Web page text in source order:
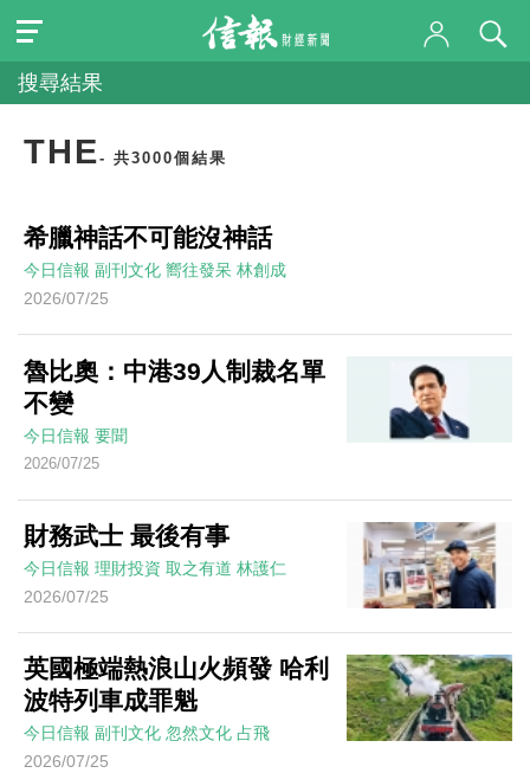
搜尋結果
THE- 共3000個結果
希臘神話不可能沒神話
今日信報 副刊文化 嚮往發呆 林創成
2026/07/25
魯比奧：中港39人制裁名單
不變
今日信報 要聞
2026/07/25
財務武士 最後有事
今日信報 理財投資 取之有道 林護仁
2026/07/25
英國極端熱浪山火頻發 哈利
波特列車成罪魁
今日信報 副刊文化 忽然文化 占飛
2026/07/25